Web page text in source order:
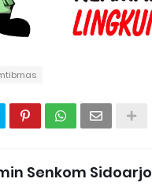
Senkom Sidoarjo